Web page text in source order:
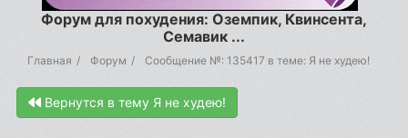
Форум для похудения: Оземпик, Квинсента,
Семавик ...
Главная Форум Сообщение №: 135417 в теме: Я не худею!
Вернутся в тему Я не худею!